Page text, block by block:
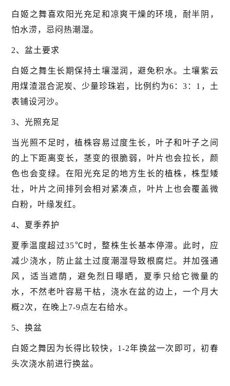
白姬之舞喜欢阳光充足和凉爽干燥的环境，耐半阴，
怕水涝，忌闷热潮湿。
2、盆土要求
白姬之舞生长期保持土壤湿润，避免积水。土壤紫云
用煤渣混合泥炭、少量珍珠岩，比例约为6：3：1，土
表铺设河沙。
3、光照充足
当光照不足时，植株容易过度生长，叶子和叶子之间
的上下距离变长，茎变的很脆弱，叶片也会拉长，颜
色也会变绿。在阳光充足的地方生长的植株，株型矮
壮，叶片之间排列会相对紧凑点，叶片上也会覆盖微
白粉，叶缘发红。
4、夏季养护
夏季温度超过35℃时，整株生长基本停滞。此时，应
减少浇水，防止盆土过度潮湿导致根腐烂。并加强通
风，适当遮荫，避免烈日曝晒，夏季只给它微量的
水，不然老叶容易干枯，浇水在盆的边上，一个月大
概2次，在晚上7-9点左右给水。
5、换盆
白姬之舞因为长得比较快，1-2年换盆一次即可，初春
头次浇水前进行换盆。